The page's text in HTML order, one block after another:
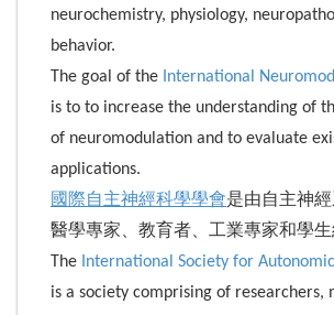
neurochemistry, physiology,
behavior.
The goal of the International
is to to increase the understanding of
of neuromodulation and to evaluate
applications.
國際自主神經科學學會是由自主神經
醫學專家、教育者、工業專家和學生
The International Society for
is a society comprising of researchers,